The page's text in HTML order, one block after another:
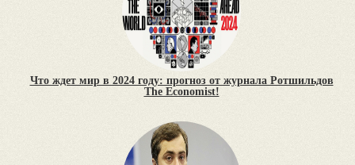
Что ждет мир в 2024 году: прогноз от журнала Ротшильдов
The Economist!